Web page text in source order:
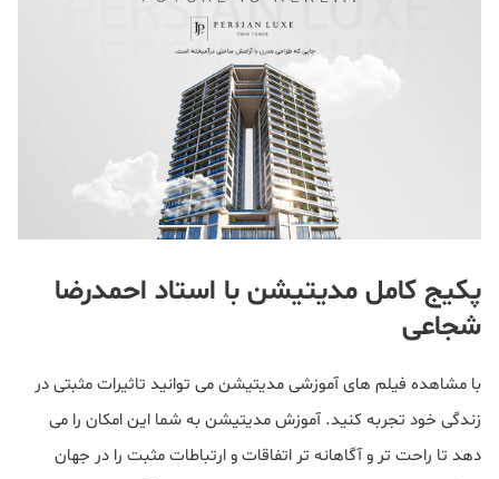
پکیج کامل مدیتیشن با استاد احمدرضا
شجاعی
با مشاهده فیلم های آموزشی مدیتیشن می توانید تاثیرات مثبتی در
زندگی خود تجربه کنید. آموزش مدیتیشن به شما این امکان را می
دهد تا راحت تر و آگاهانه تر اتفاقات و ارتباطات مثبت را در جهان